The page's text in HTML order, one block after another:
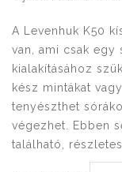
A Levenhuk K50
van, ami csak egy
kialakításához
kész mintákat
tenyészthet
végezhet. Ebben
található,